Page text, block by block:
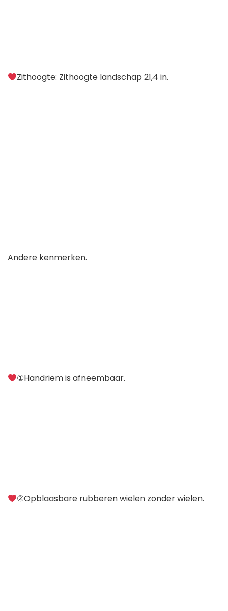
Zithoogte: Zithoogte landschap 21,4 in.
Andere kenmerken.
①Handriem is afneembaar.
②Opblaasbare rubberen wielen zonder wielen.